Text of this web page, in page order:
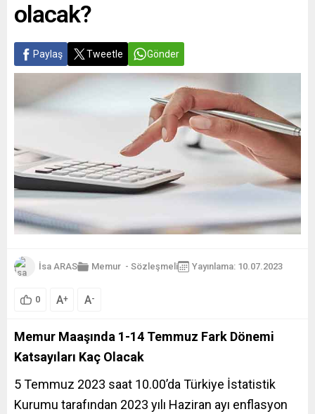
olacak?
Paylaş Tweetle Gönder
İsa ARAS Memur - Sözleşmeli Yayınlama: 10.07.2023
0 A+ A-
Memur Maaşında 1-14 Temmuz Fark Dönemi
Katsayıları Kaç Olacak
5 Temmuz 2023 saat 10.00’da Türkiye İstatistik
Kurumu tarafından 2023 yılı Haziran ayı enflasyon